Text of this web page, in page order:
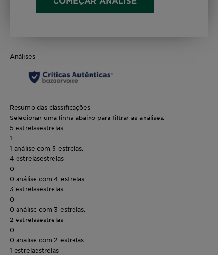
Análises
Resumo das classificações
Selecionar uma linha abaixo para filtrar as análises.
5 estrelasestrelas
1
1 análise com 5 estrelas.
4 estrelasestrelas
0
0 análise com 4 estrelas.
3 estrelasestrelas
0
0 análise com 3 estrelas.
2 estrelasestrelas
0
0 análise com 2 estrelas.
1 estrelaestrelas